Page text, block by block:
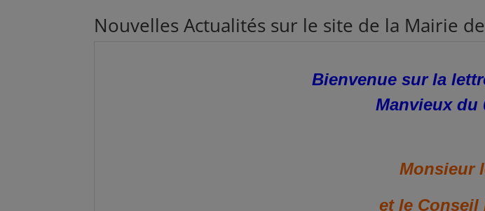
Nouvelles Actualités sur le site de la Mairie